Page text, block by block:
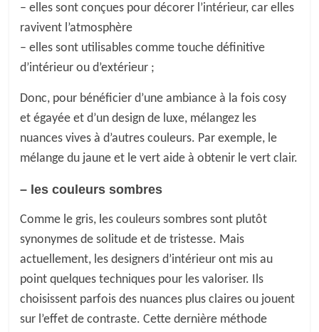
– elles sont conçues pour décorer l’intérieur, car elles
ravivent l’atmosphère
– elles sont utilisables comme touche définitive
d’intérieur ou d’extérieur ;
Donc, pour bénéficierd’une ambianceà la foiscosy
et égayée etd’un design de luxe, mélangez les
nuances vivesàd’autres couleurs. Par exemple, le
mélange du jaune et levertaide à obtenir le vert clair.
– lescouleurs sombres
Comme le gris, les couleurs sombressont plutôt
synonymes desolitude etdetristesse. Mais
actuellement, les designers d’intérieur ont mis au
point quelques techniques pour les valoriser. Ils
choisissent parfois des nuances plus claires ou jouent
sur l’effet de contraste. Cette dernière méthode